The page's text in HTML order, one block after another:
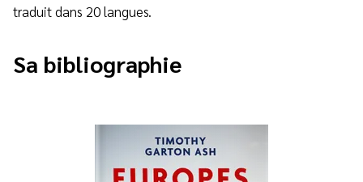
traduit dans 20 langues.
Sa bibliographie